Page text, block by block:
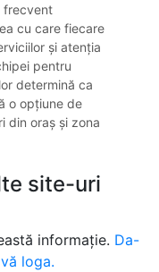
frecvent
cu care fiecare
și atenția
pentru
determină ca
o opțiune de
din oraș și zona
site-uri
informație. Da-
loga.